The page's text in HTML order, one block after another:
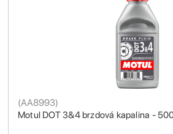
Motul DOT 3&4 brzdová kapalina -
(AA8993)